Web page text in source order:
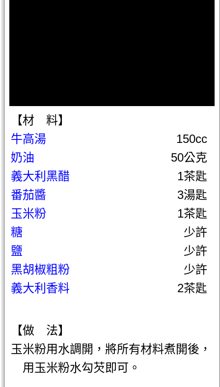
【材 料】
牛高湯
150cc
奶油
50公克
義大利黑醋
1茶匙
番茄醬
3湯匙
玉米粉
1茶匙
糖
少許
鹽
少許
黑胡椒粗粉
少許
義大利香料
2茶匙
【做 法】
玉米粉用水調開，將所有材料煮開後，
用玉米粉水勾芡即可。